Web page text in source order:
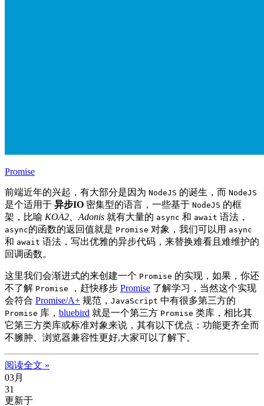
Promise
前端近年的兴起，有大部分是因为 NodeJS 的诞生，而 NodeJS
是个适用于 异步IO 密集型的语言，一些基于 NodeJS 的框
架，比喻 KOA2、Adonis 就有大量的 async 和 await 语法，
async的函数的返回值就是 Promise 对象，我们可以用 async
和 await 语法，写出优雅的异步代码，来替换难看且难维护的
回调函数。
这里我们会渐进式的来创建一个 Promise 的实现，如果，你还
不了解 Promise ，赶快移步 Promise 了解学习，当然这个实现
会符合 Promise/A+ 规范， JavaScript 中有很多第三方的
Promise 库， bluebird 就是一个第三方 Promise 类库，相比其
它第三方类库或标准对象来说，其有以下优点：功能更齐全而
不臃肿、浏览器兼容性更好,大家可以了解下。
阅读全文 »
03月
31
更新于